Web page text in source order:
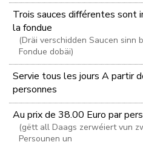
Trois sauces différentes sont
la fondue
(Dräi verschidden Saucen sinn
Fondue dobäi)
Servie tous les jours A partir
personnes
Au prix de 38.00 Euro par
(gëtt all Daags zerwéiert vun
Persounen un